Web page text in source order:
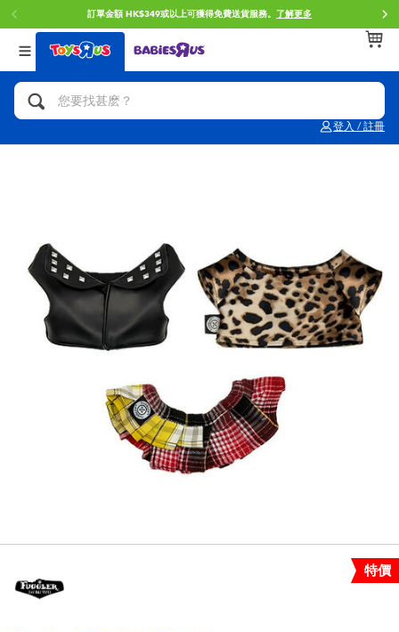
訂單金額 HK$349或以上可獲得免費送貨服務。 了解更多
登入 / 註冊
返回
分類目錄
人氣英雄,角色扮演,射擊玩具
玩具車,貨車,火車及遙控系列
手工藝,文具,蠟筆,泥膠,畫板
娃娃, 芭比,收藏公仔
電子玩具
遊戲及拼圖系列
返回
品牌
Brunch Brother 早午餐兄弟
Mini Brands
Play-Doh培樂多
Pokemon寶可夢
playpop
返回
年齢
0~2歳
8~11歳
12~14歳
14歳以上
特價